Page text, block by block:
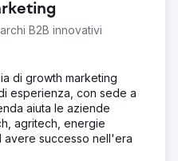
B2B innovativi
di growth marketing
esperienza, con sede a
aiuta le aziende
agritech, energie
avere successo nell'era